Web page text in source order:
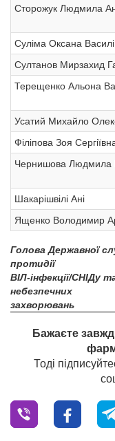
Сторожук Людмила
Cуліма Оксана
Султанов Мирзахид
Терещенко Альона
Усатий Михайло
Філіпова Зоя
Чернишова Людмила
Шакарішвілі Ані
Ященко Володимир
Голова Державної
протидії
ВІЛ-інфекції/СНІДу
небезпечних
захворювань
Бажаєте
Тоді